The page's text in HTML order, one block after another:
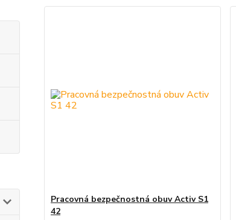
Pracovná bezpečnostná obuv Activ S1
42